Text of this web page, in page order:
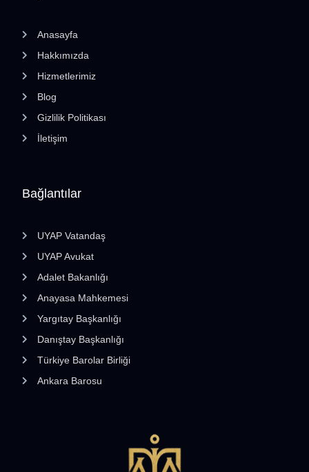
Bağlantılar
UYAP Vatandaş
UYAP Avukat
Adalet Bakanlığı
Anayasa Mahkemesi
Yargıtay Başkanlığı
Danıştay Başkanlığı
Türkiye Barolar Birliği
Ankara Barosu
Anasayfa
Hakkımızda
Hizmetlerimiz
Blog
Gizlilik Politikası
İletişim